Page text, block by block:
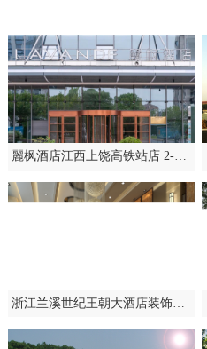
麗枫酒店江西上饶高铁站店 2-3楼 18-23 层酒店装修工程（中国建筑工程装饰奖）
浙江兰溪世纪王朝大酒店装饰装修工程